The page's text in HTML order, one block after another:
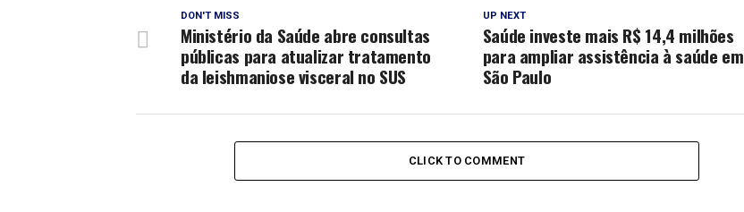
UP NEXT
Saúde investe mais R$ 14,4 milhões
para ampliar assistência à saúde em
São Paulo
DON'T MISS
Ministério da Saúde abre consultas
públicas para atualizar tratamento
da leishmaniose visceral no SUS
CLICK TO COMMENT